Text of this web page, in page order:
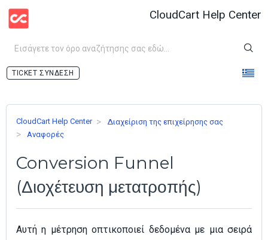
CloudCart Help Center
ΣΎΝΔΕΣΗ
CloudCart Help Center
Διαχείριση της επιχείρησης σας
Αναφορές
Conversion Funnel
(Διοχέτευση μετατροπής)
Αυτή η μέτρηση οπτικοποιεί δεδομένα με μια σειρά